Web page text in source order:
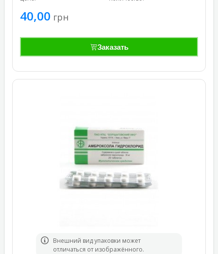
40,00 грн
Заказать
Bнешний вид упаковки может
отличаться от изображённого.